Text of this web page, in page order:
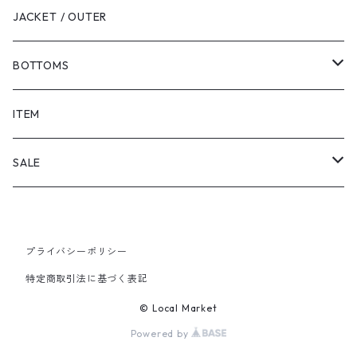
JACKET / OUTER
BOTTOMS
SHORTS
PANTS
ITEM
SALE
PANTS
プライバシーポリシー
特定商取引法に基づく表記
© Local Market
Powered by